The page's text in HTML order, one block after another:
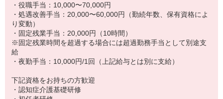
専任コーディネーターが転職活動をサポートするので何でもご相談
ください！
20代30代40代50代⇒幅広い年代が活躍中♪
・役職手当：10,000〜70,000円
・処遇改善手当：20,000〜60,000円（勤続年数、保有資格によ
り変動）
・固定残業手当：20,000円（10時間）
※固定残業時間を超過する場合には超過勤務手当として別途支
給
・夜勤手当：10,000円/1回（上記給与とは別に支給）
下記資格をお持ちの方歓迎
・認知症介護基礎研修